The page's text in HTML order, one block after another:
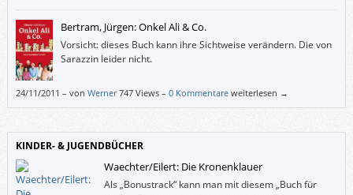
Bertram, Jürgen: Onkel Ali & Co.
Vorsicht: dieses Buch kann ihre Sichtweise verändern. Die von
Sarazzin leider nicht.
24/11/2011 – von Werner 747 Views – 0 Kommentare weiterlesen →
KINDER- & JUGENDBÜCHER
Waechter/Eilert: Die Kronenklauer
Als „Bonustrack“ kann man mit diesem „Buch für